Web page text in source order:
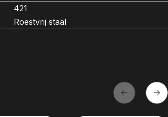
421
Roestvrij staal